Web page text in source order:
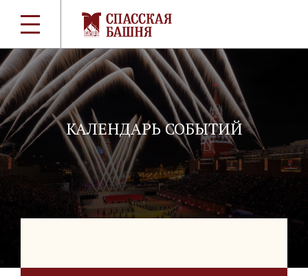
КАЛЕНДАРЬ СОБЫТИЙ